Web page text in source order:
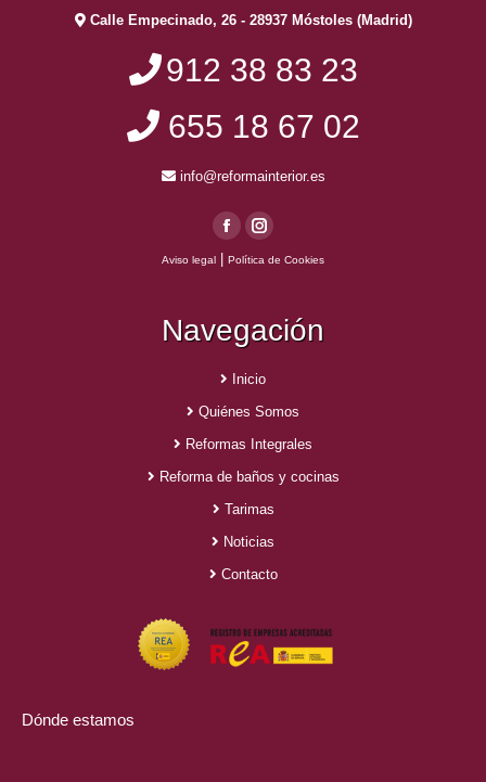
Calle Empecinado, 26 - 28937 Móstoles (Madrid)
912 38 83 23
655 18 67 02
info@reformainterior.es
Facebook
page
in
new
window
Instagram
page
in
window
Aviso legal Política de Cookies
Navegación
Inicio
Quiénes Somos
Reformas Integrales
Reforma de baños y cocinas
Tarimas
Noticias
Contacto
Dónde estamos